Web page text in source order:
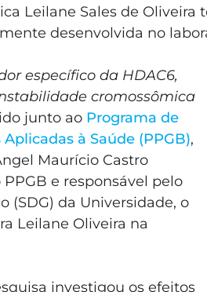
Leilane Sales de Oliveira
desenvolvida no
específico da HDAC6,
cromossômica
junto ao Programa de
à Saúde (PPGB),
Maurício Castro
e responsável pelo
(SDG) da Universidade, o
Leilane Oliveira na
investigou os efeitos